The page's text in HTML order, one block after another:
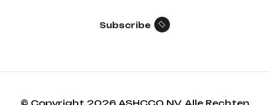
Subscribe
© Copyright 2026 ASHCCO NV. Alle Rechten